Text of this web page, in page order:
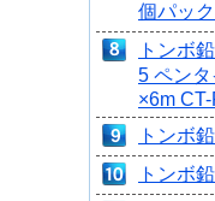
個パッ
トンボ
5 ペン
×6m
トンボ
トンボ